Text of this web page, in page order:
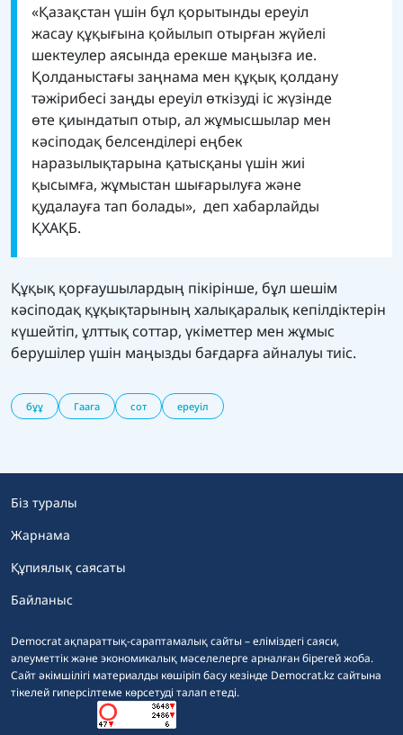
«Қазақстан үшін бұл қорытынды ереуіл
жасау құқығына қойылып отырған жүйелі
шектеулер аясында ерекше маңызға ие.
Қолданыстағы заңнама мен құқық қолдану
тәжірибесі заңды ереуіл өткізуді іс жүзінде
өте қиындатып отыр, ал жұмысшылар мен
кәсіподақ белсенділері еңбек
наразылықтарына қатысқаны үшін жиі
қысымға, жұмыстан шығарылуға және
қудалауға тап болады», деп хабарлайды
ҚХАҚБ.
Құқық қорғаушылардың пікірінше, бұл шешім
кәсіподақ құқықтарының халықаралық кепілдіктерін
күшейтіп, ұлттық соттар, үкіметтер мен жұмыс
берушілер үшін маңызды бағдарға айналуы тиіс.
бұұ Гаага сот ереуіл
Democrat ақпараттық-сараптамалық сайты – еліміздегі саяси,
әлеуметтік және экономикалық мәселелерге арналған бірегей жоба.
Сайт әкімшілігі материалды көшіріп басу кезінде Democrat.kz сайтына
тікелей гиперсілтеме көрсетуді талап етеді.
Біз туралы
Жарнама
Құпиялық саясаты
Байланыс